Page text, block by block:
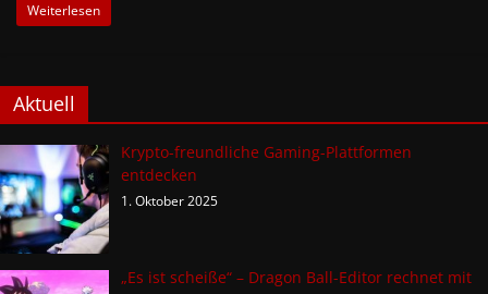
Weiterlesen
Aktuell
Krypto-freundliche Gaming-Plattformen
entdecken
1. Oktober 2025
„Es ist scheiße“ – Dragon Ball-Editor rechnet mit